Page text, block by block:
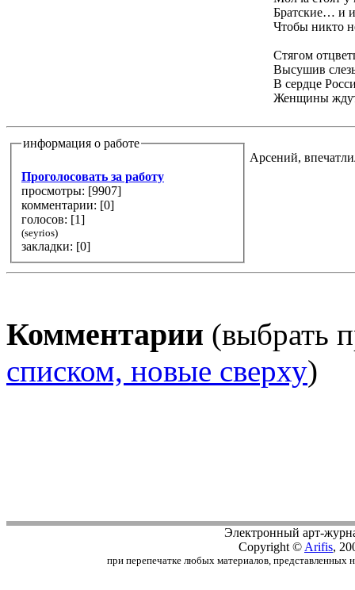
Братские… и
Чтобы никто
Стягом
Высушив
В сердце
Женщины
информация о работе
Проголосовать за работу
просмотры: [9907]
комментарии: [0]
голосов: [1]
(seyrios)
закладки: [0]
Арсений,
Комментарии (выбрать
списком, новые сверху)
Электронный арт-
Copyright © Arifis,
при перепечатке любых материалов, представленных